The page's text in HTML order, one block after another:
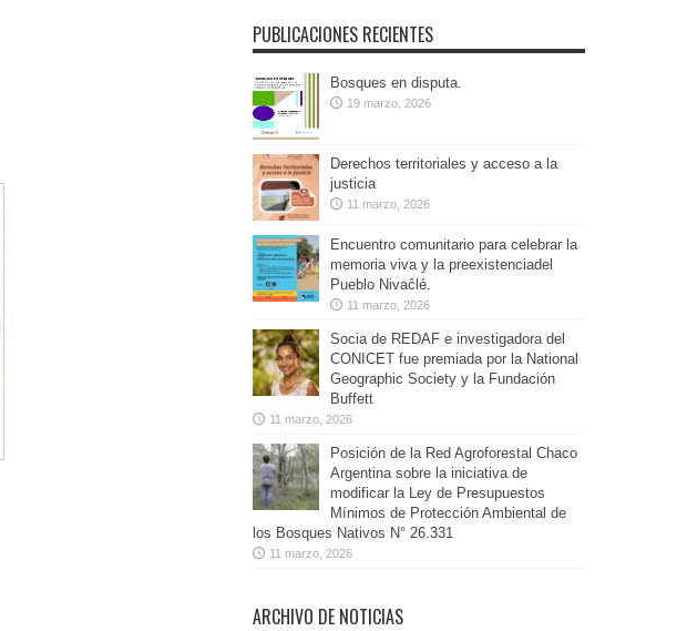
PUBLICACIONES RECIENTES
Bosques en disputa.
19 marzo, 2026
Derechos territoriales y acceso a la
justicia
11 marzo, 2026
Encuentro comunitario para celebrar la
memoria viva y la preexistenciadel
Pueblo Nivaĉlé.
11 marzo, 2026
Socia de REDAF e investigadora del
CONICET fue premiada por la National
Geographic Society y la Fundación
Buffett
11 marzo, 2026
Posición de la Red Agroforestal Chaco
Argentina sobre la iniciativa de
modificar la Ley de Presupuestos
Mínimos de Protección Ambiental de
los Bosques Nativos N° 26.331
11 marzo, 2026
ARCHIVO DE NOTICIAS